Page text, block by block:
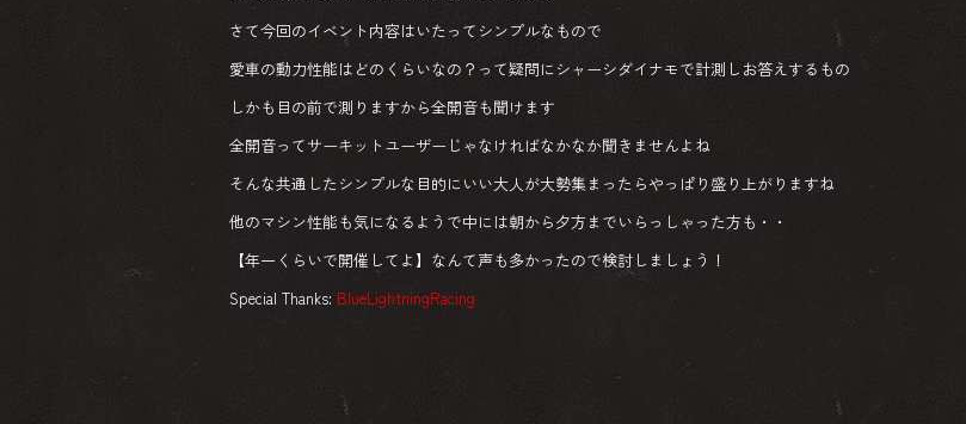
さて今回のイベント内容はいたってシンプルなもので
愛車の動力性能はどのくらいなの？って疑問にシャーシダイナモで計測しお答えするもの
しかも目の前で測りますから全開音も聞けます
全開音ってサーキットユーザーじゃなければなかなか聞きませんよね
そんな共通したシンプルな目的にいい大人が大勢集まったらやっぱり盛り上がりますね
他のマシン性能も気になるようで中には朝から夕方までいらっしゃった方も・・
【年一くらいで開催してよ】なんて声も多かったので検討しましょう！
Special Thanks: BlueLightningRacing